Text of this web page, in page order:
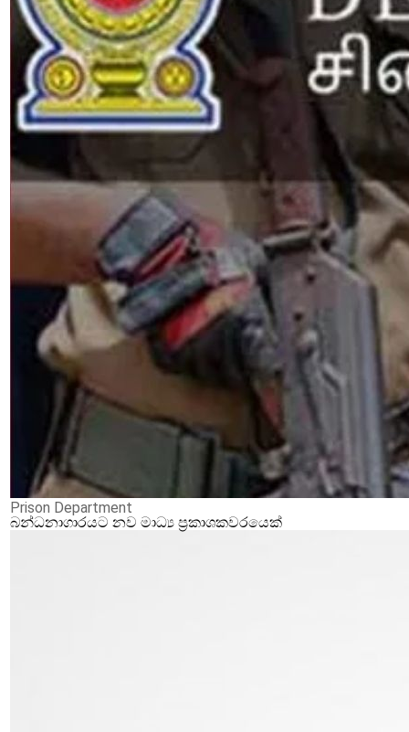
Prison Department
බන්ධනාගාරයට නව මාධ්‍ය ප්‍රකාශකවරයෙක්